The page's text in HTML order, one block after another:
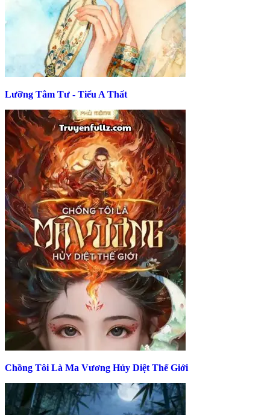
Lưỡng Tâm Tư - Tiểu A Thất
Chồng Tôi Là Ma Vương Hủy Diệt Thế Giới